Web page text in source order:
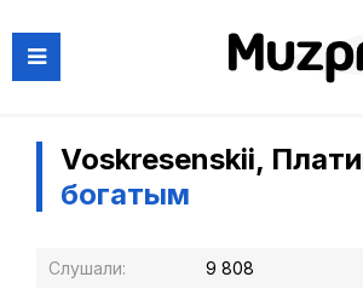
Voskresenskii,
богатым
Слушали:
9 808